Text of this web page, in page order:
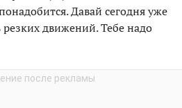
Давай сегодня уже
движений. Тебе надо